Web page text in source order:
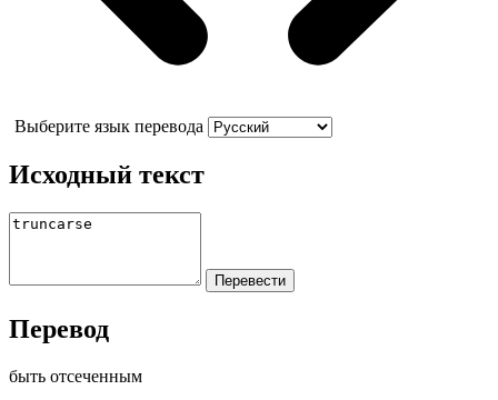
Выберите язык перевода
Исходный текст
Перевод
быть отсеченным